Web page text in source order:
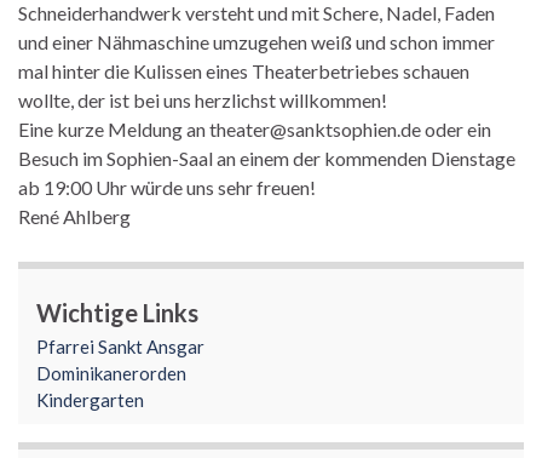
Schneiderhandwerk versteht und mit Schere, Nadel, Faden
und einer Nähmaschine umzugehen weiß und schon immer
mal hinter die Kulissen eines Theaterbetriebes schauen
wollte, der ist bei uns herzlichst willkommen!
Eine kurze Meldung an theater@sanktsophien.de oder ein
Besuch im Sophien-Saal an einem der kommenden Dienstage
ab 19:00 Uhr würde uns sehr freuen!
René Ahlberg
Wichtige Links
Pfarrei Sankt Ansgar
Dominikanerorden
Kindergarten